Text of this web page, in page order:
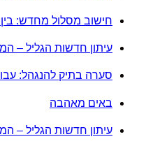
חישוב מסלול מחדש: בין
עיתון חדשות הגליל –
סערה בתיק להנגהל:
באים מאהבה
עיתון חדשות הגליל –